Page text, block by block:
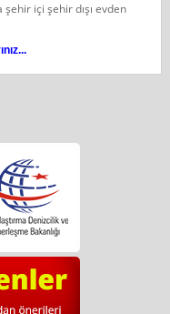
içi şehir dışı evden